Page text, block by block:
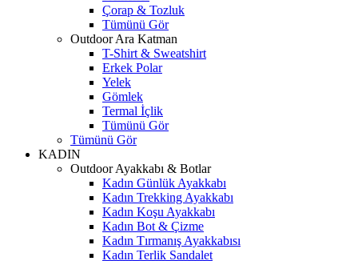
Çorap & Tozluk
Tümünü Gör
Outdoor Ara Katman
T-Shirt & Sweatshirt
Erkek Polar
Yelek
Gömlek
Termal İçlik
Tümünü Gör
Tümünü Gör
KADIN
Outdoor Ayakkabı & Botlar
Kadın Günlük Ayakkabı
Kadın Trekking Ayakkabı
Kadın Koşu Ayakkabı
Kadın Bot & Çizme
Kadın Tırmanış Ayakkabısı
Kadın Terlik Sandalet